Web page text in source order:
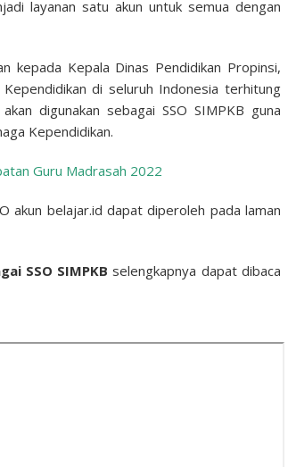
layanan satu akun untuk semua dengan
kepada Kepala Dinas Pendidikan Propinsi,
di seluruh Indonesia terhitung
digunakan sebagai SSO SIMPKB guna
Kependidikan.
Guru Madrasah 2022
akun belajar.id dapat diperoleh pada laman
SSO SIMPKB selengkapnya dapat dibaca